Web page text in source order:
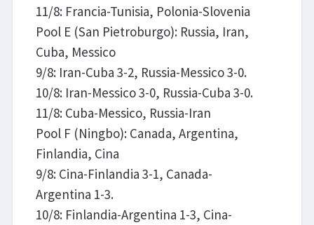
11/8: Francia-Tunisia, Polonia-Slovenia
Pool E (San Pietroburgo): Russia, Iran,
Cuba, Messico
9/8: Iran-Cuba 3-2, Russia-Messico 3-0.
10/8: Iran-Messico 3-0, Russia-Cuba 3-0.
11/8: Cuba-Messico, Russia-Iran
Pool F (Ningbo): Canada, Argentina,
Finlandia, Cina
9/8: Cina-Finlandia 3-1, Canada-
Argentina 1-3.
10/8: Finlandia-Argentina 1-3, Cina-